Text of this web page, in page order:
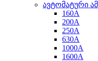
ავტომატური
160A
200A
250A
630A
1000A
1600A